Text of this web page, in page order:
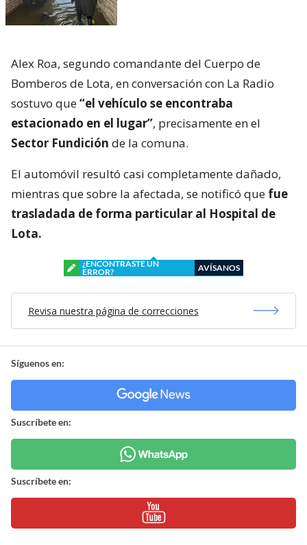
Alex Roa, segundo comandante del Cuerpo de
Bomberos de Lota, en conversación con La Radio
sostuvo que“el vehículo se encontraba
estacionado en el lugar”, precisamente en el
Sector Fundición de la comuna.
El automóvil resultó casi completamente dañado,
mientras que sobre la afectada, se notificó que fue
trasladada de forma particular al Hospital de
Lota.
¿ENCONTRASTE UN
ERROR?
AVÍSANOS
Revisa nuestra página de correcciones
Síguenos en:
Suscríbete en:
Suscríbete en: